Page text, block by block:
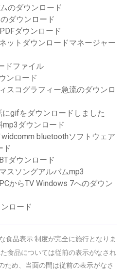
のダウンロード
ダウンロード
ダウンロード
ットダウンロードマネージャー
ドファイル
ンロード
スコグラフィー急流のダウンロ
gifをダウンロードしました
ダウンロード
bluetoothソフトウェア
ド
ダウンロード
スソングアルバムmp3
からTV Windows 7へのダウン
ロード
食品表示 制度が完全に施行となりま
食品については従前の表示がなされ
ため、当面の間は従前の表示がなさ